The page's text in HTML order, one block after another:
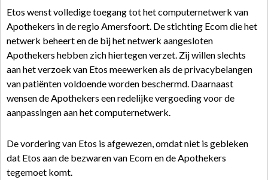
Etos wenst volledige toegang tot het computernetwerk van
Apothekers in de regio Amersfoort. De stichting Ecom die het
netwerk beheert en de bij het netwerk aangesloten
Apothekers hebben zich hiertegen verzet. Zij willen slechts
aan het verzoek van Etos meewerken als de privacybelangen
van patiënten voldoende worden beschermd. Daarnaast
wensen de Apothekers een redelijke vergoeding voor de
aanpassingen aan het computernetwerk.
De vordering van Etos is afgewezen, omdat niet is gebleken
dat Etos aan de bezwaren van Ecom en de Apothekers
tegemoet komt.